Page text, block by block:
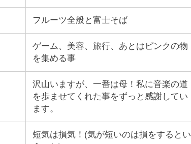
フルーツ全般と富士そば
ゲーム、美容、旅行、あとはピンクの物
を集める事
沢山いますが、一番は母！私に音楽の道
を歩ませてくれた事をずっと感謝してい
ます。
短気は損気！(気が短いのは損をするとい